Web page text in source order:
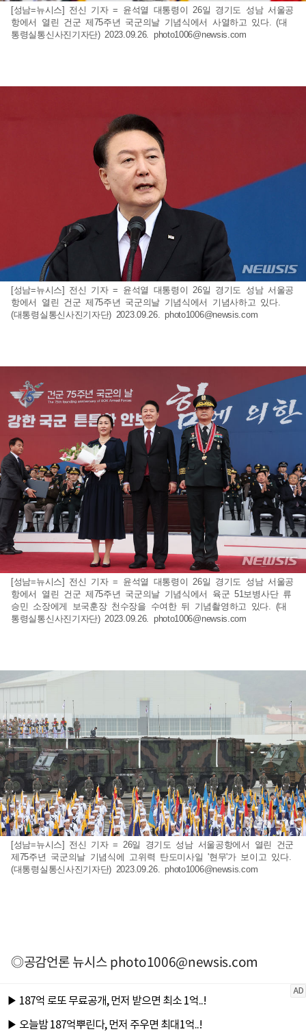
[성남=뉴시스] 전신 기자 = 윤석열 대통령이 26일 경기도 성남 서울공
항에서 열린 건군 제75주년 국군의날 기념식에서 사열하고 있다. (대
통령실통신사진기자단) 2023.09.26. photo1006@newsis.com
[성남=뉴시스] 전신 기자 = 윤석열 대통령이 26일 경기도 성남 서울공
항에서 열린 건군 제75주년 국군의날 기념식에서 기념사하고 있다.
(대통령실통신사진기자단) 2023.09.26.photo1006@newsis.com
[성남=뉴시스] 전신 기자 = 윤석열 대통령이 26일 경기도 성남 서울공
항에서 열린 건군 제75주년 국군의날 기념식에서 육군 51보병사단 류
승민 소장에게 보국훈장 천수장을 수여한 뒤 기념촬영하고 있다. (대
통령실통신사진기자단) 2023.09.26. photo1006@newsis.com
[성남=뉴시스] 전신 기자 = 26일 경기도 성남 서울공항에서 열린 건군
제75주년 국군의날 기념식에 고위력 탄도미사일 '현무'가 보이고 있다.
(대통령실통신사진기자단) 2023.09.26.photo1006@newsis.com
◎공감언론 뉴시스photo1006@newsis.com